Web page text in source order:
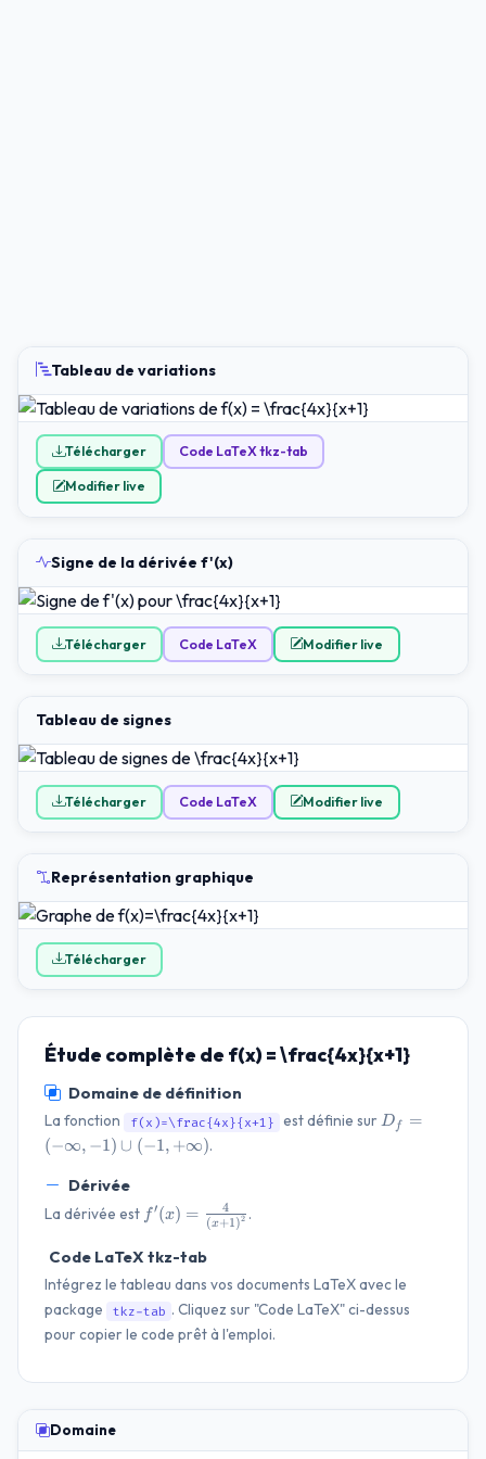
Tableau de variations
Télécharger Code LaTeX tkz-tab
Modifier live
Signe de la dérivée f'(x)
Télécharger Code LaTeX Modifier live
Tableau de signes
Télécharger Code LaTeX Modifier live
Représentation graphique
Télécharger
Étude complète de f(x) = \frac{4x}{x+1}
Domaine de définition
La fonction f(x)=\frac{4x}{x+1} est définie surD_f=(-
Df
=
(−∞, −1) ∪ (−1, +∞).
Dérivée
La dérivée est f'(x)=\frac{4}
{\left(x +
1\right)^{2}}
f′(x) = (x+1 )2
4 .
Code LaTeX tkz-tab
Intégrez le tableau dans vos documents LaTeX avec le
package
tkz-tab . Cliquez sur "Code LaTeX" ci-dessus
pour copier le code prêt à l'emploi.
Domaine